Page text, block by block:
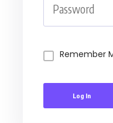
Remember
Log In